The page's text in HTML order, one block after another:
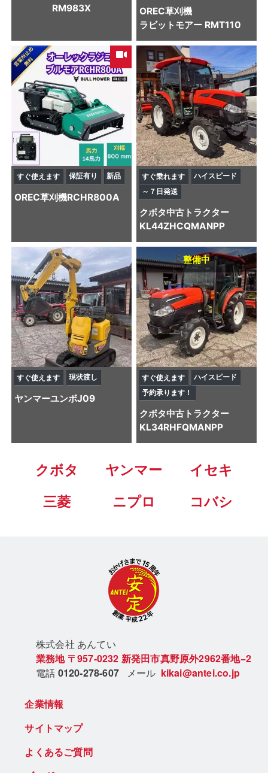
RM983X
OREC草刈機
ラビットモアー RMT110
すぐ使えます 保証有り 新品
OREC草刈機RCHR800A
すぐ乗れます
ハイスピード
～７日発送
クボタ中古トラクター
KL44ZHCQMANPP
すぐ使えます 現状渡し
ヤンマーユンボJ09
整備中
すぐ使えます
ハイスピード
予約承ります！
クボタ中古トラクター
KL34RHFQMANPP
クボタ ヤンマー
イセキ
三菱
ニプロ コバシ
株式会社 あんてい
業務地 〒957-0232 新発田市真野原外2962番地−2
電話 0120-278-607 メール kikai@antei.co.jp
企業情報
サイトマップ
よくあるご質問